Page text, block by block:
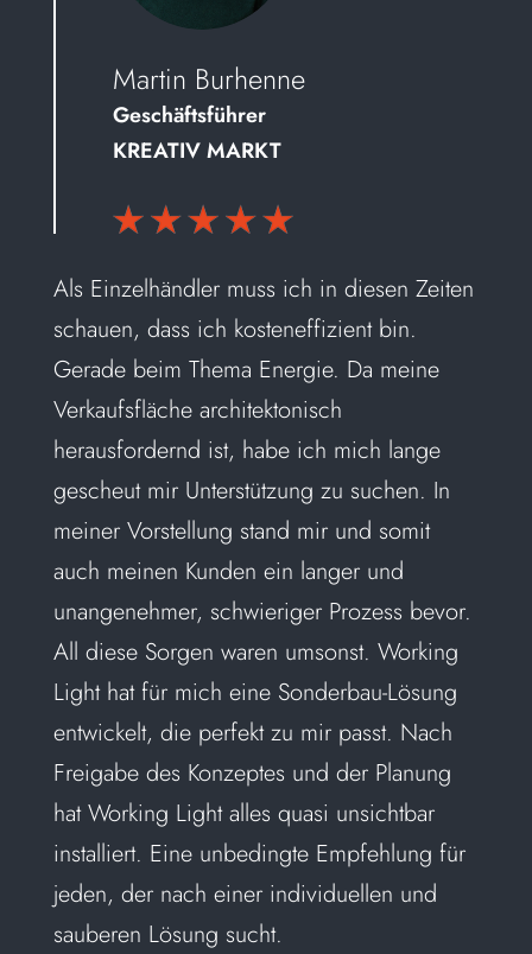
Martin Burhenne
Geschäftsführer
KREATIV MARKT
Als Einzelhändler muss ich in diesen Zeiten
schauen, dass ich kosteneffizient bin.
Gerade beim Thema Energie. Da meine
Verkaufsfläche architektonisch
herausfordernd ist, habe ich mich lange
gescheut mir Unterstützung zu suchen. In
meiner Vorstellung stand mir und somit
auch meinen Kunden ein langer und
unangenehmer, schwieriger Prozess bevor.
All diese Sorgen waren umsonst. Working
Light hat für mich eine Sonderbau-Lösung
entwickelt, die perfekt zu mir passt. Nach
Freigabe des Konzeptes und der Planung
hat Working Light alles quasi unsichtbar
installiert. Eine unbedingte Empfehlung für
jeden, der nach einer individuellen und
sauberen Lösung sucht.